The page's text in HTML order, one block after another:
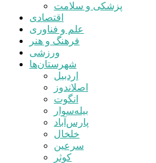
پزشکی و سلامت
اقتصادی
علم و فناوری
فرهنگ و هنر
ورزشی
شهرستان‌ها
اردبیل
اصلاندوز
انگوت
بیله‌سوار
پارس‌آباد
خلخال
سرعین
کوثر